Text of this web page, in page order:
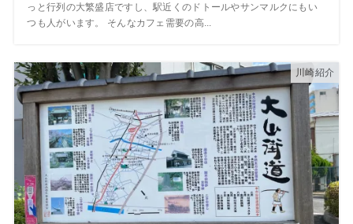
っと行列の大繁盛店ですし、駅近くのドトールやサンマルクにもい
つも人がいます。 そんなカフェ需要の高...
川崎紹介